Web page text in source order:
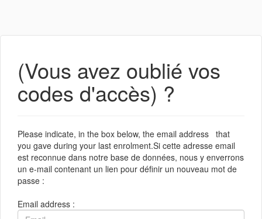
(Vous avez oublié vos
codes d'accès) ?
Please indicate, in the box below, the email address that
you gave during your last enrolment.Si cette adresse email
est reconnue dans notre base de données, nous y enverrons
un e-mail contenant un lien pour définir un nouveau mot de
passe :
Email address :